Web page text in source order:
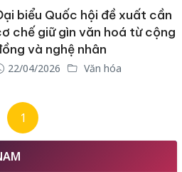
biểu Quốc hội đề xuất cần
chế giữ gìn văn hoá từ cộng
và nghệ nhân
22/04/2026 Văn hóa
1